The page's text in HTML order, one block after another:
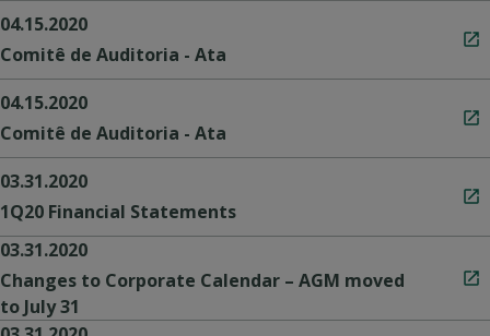
04.15.2020
Comitê de Auditoria - Ata
04.15.2020
Comitê de Auditoria - Ata
03.31.2020
1Q20 Financial Statements
03.31.2020
Changes to Corporate Calendar – AGM moved
to July 31